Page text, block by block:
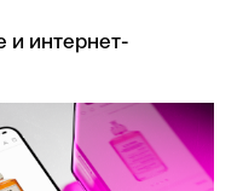
и интернет-